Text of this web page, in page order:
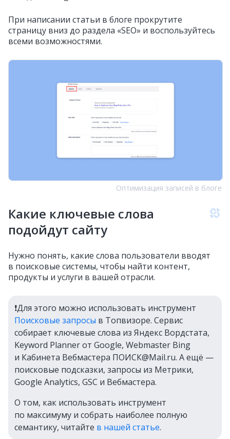
При написании статьи в блоге прокрутите
страницу вниз до раздела «SEO» и воспользуйтесь
всеми возможностями.
Оптимизация записей в блоге
Какие ключевые слова
подойдут сайту
Нужно понять, какие слова пользователи вводят
в поисковые системы, чтобы найти контент,
продукты и услуги в вашей отрасли.
❗️Для этого можно использовать инструмент
Поисковые запросы в Топвизоре. Сервис
собирает ключевые слова из Яндекс Вордстата,
Keyword Planner от Google, Webmaster Bing
и Кабинета Вебмастера ПОИСК@Mail.ru. А ещё —
поисковые подсказки, запросы из Метрики,
Google Analytics, GSC и Вебмастера.
О том, как использовать инструмент
по максимуму и собрать наиболее полную
семантику, читайте в нашей статье.